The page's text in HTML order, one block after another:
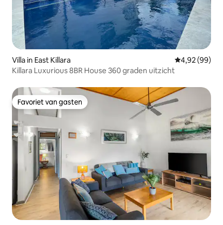
Villa in East Killara Gemiddelde
4,92 (99)
Killara Luxurious 8BR House 360 graden uitzicht
Favoriet van gasten
Favoriet van gasten